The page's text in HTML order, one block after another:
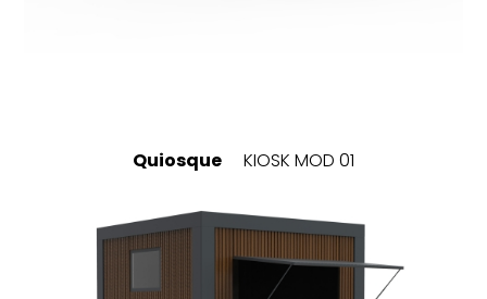
Quiosque KIOSK MOD 01